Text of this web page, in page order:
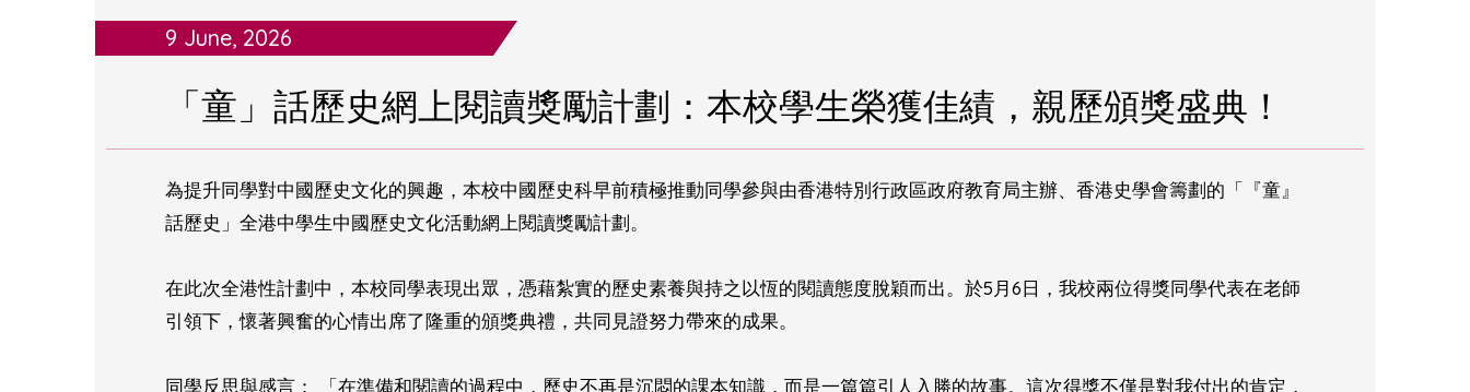
9 June, 2026
「童」話歷史網上閱讀獎勵計劃：本校學生榮獲佳績，親歷頒獎盛典！
為提升同學對中國歷史文化的興趣，本校中國歷史科早前積極推動同學參與由香港特別行政區政府教育局主辦、香港史學會籌劃的「『童』
話歷史」全港中學生中國歷史文化活動網上閱讀獎勵計劃。
在此次全港性計劃中，本校同學表現出眾，憑藉紮實的歷史素養與持之以恆的閱讀態度脫穎而出。於5月6日，我校兩位得獎同學代表在老師
引領下，懷著興奮的心情出席了隆重的頒獎典禮，共同見證努力帶來的成果。
同學反思與感言： 「在準備和閱讀的過程中，歷史不再是沉悶的課本知識，而是一篇篇引人入勝的故事。這次得獎不僅是對我付出的肯定，